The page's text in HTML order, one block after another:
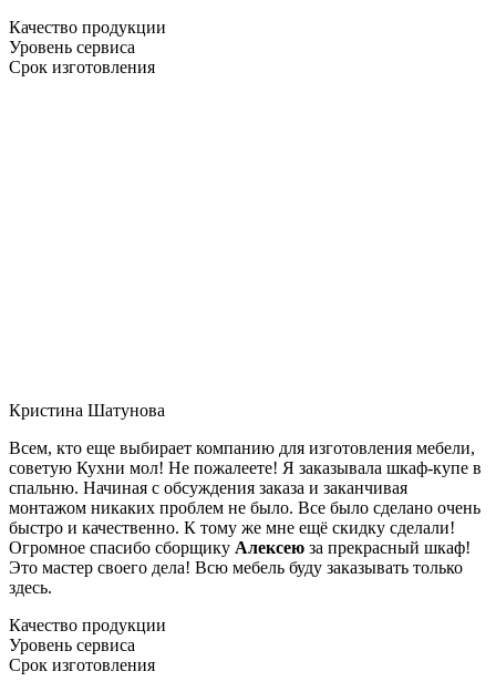
Качество продукции
Уровень сервиса
Срок изготовления
Кристина Шатунова
Всем, кто еще выбирает компанию для изготовления мебели,
советую Кухни мол! Не пожалеете! Я заказывала шкаф-купе в
спальню. Начиная с обсуждения заказа и заканчивая
монтажом никаких проблем не было. Все было сделано очень
быстро и качественно. К тому же мне ещё скидку сделали!
Огромное спасибо сборщику Алексею за прекрасный шкаф!
Это мастер своего дела! Всю мебель буду заказывать только
здесь.
Качество продукции
Уровень сервиса
Срок изготовления